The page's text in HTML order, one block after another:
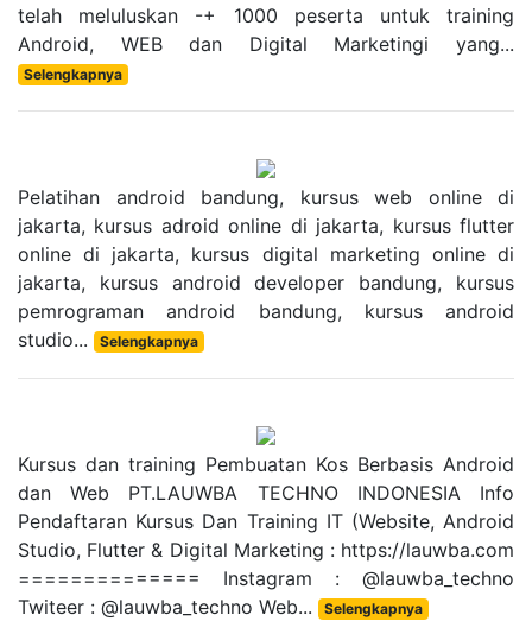
telah meluluskan -+ 1000 peserta untuk training
Android, WEB dan Digital Marketingi yang...
Selengkapnya
Pelatihan android bandung, kursus web online di
jakarta, kursus adroid online di jakarta, kursus flutter
online di jakarta, kursus digital marketing online di
jakarta, kursus android developer bandung, kursus
pemrograman android bandung, kursus android
studio...
Selengkapnya
Kursus dan training Pembuatan Kos Berbasis Android
dan Web PT.LAUWBA TECHNO INDONESIA Info
Pendaftaran Kursus Dan Training IT (Website, Android
Studio, Flutter & Digital Marketing : https://lauwba.com
============== Instagram : @lauwba_techno
Twiteer : @lauwba_techno Web...
Selengkapnya